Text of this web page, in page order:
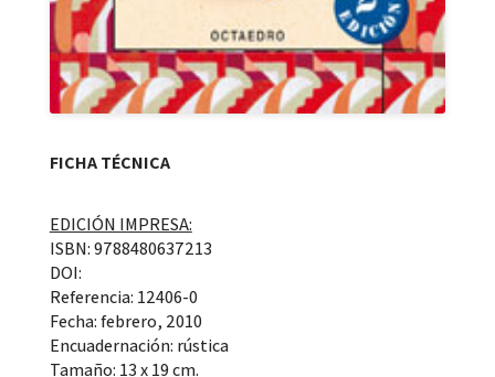
FICHA TÉCNICA
EDICIÓN IMPRESA:
ISBN: 9788480637213
DOI:
Referencia: 12406-0
Fecha: febrero, 2010
Encuadernación: rústica
Tamaño: 13 x 19 cm.